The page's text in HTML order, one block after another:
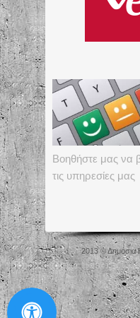
Βοηθήστε μας να
τις υπηρεσίες μας
2013 © Δημόσια